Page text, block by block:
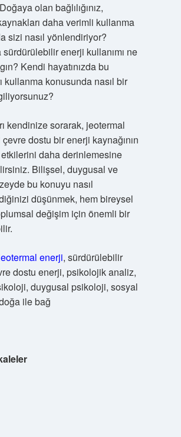
olan bağlılığınız,
daha verimli kullanma
sizi nasıl yönlendiriyor?
enerji kullanımı ne
Kendi hayatınızda bu
kullanma konusunda nasıl bir
kendinize sorarak, jeotermal
dostu bir enerji kaynağının
daha derinlemesine
Bilişsel, duygusal ve
bu konuyu nasıl
düşünmek, hem bireysel
değişim için önemli bir
enerji, sürdürülebilir
dostu enerji, psikolojik analiz,
duygusal psikoloji, sosyal
ile bağ